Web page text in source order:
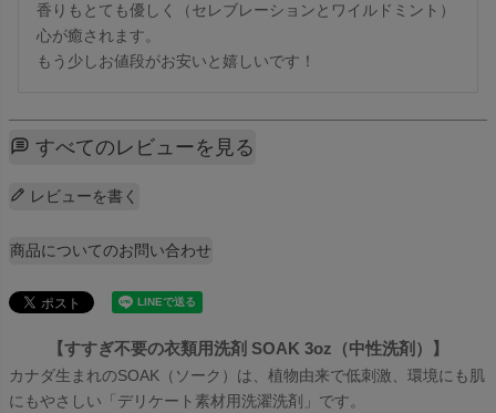
香りもとても優しく（セレブレーションとワイルドミント）
心が癒されます。
もう少しお値段がお安いと嬉しいです！
すべてのレビューを見る
レビューを書く
商品についてのお問い合わせ
【すすぎ不要の衣類用洗剤 SOAK 3oz（中性洗剤）】
カナダ生まれのSOAK（ソーク）は、植物由来で低刺激、環境にも肌
にもやさしい「デリケート素材用洗濯洗剤」です。